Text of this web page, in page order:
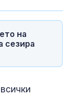
на
сезира